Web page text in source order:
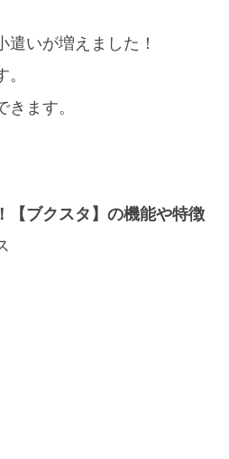
いが増えました！
ます。
【ブクスタ】の機能や特徴